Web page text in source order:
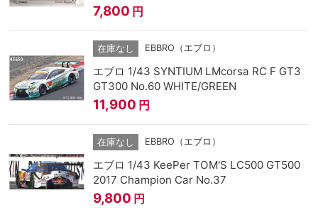
7,800 円
在庫なし EBBRO（エブロ）
エブロ 1/43 SYNTIUM LMcorsa RC F GT3
GT300 No.60 WHITE/GREEN
11,900 円
在庫なし EBBRO（エブロ）
エブロ 1/43 KeePer TOM'S LC500 GT500
2017 Champion Car No.37
9,800 円